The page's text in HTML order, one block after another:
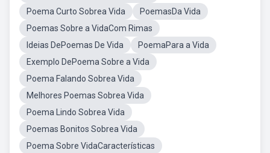
Poema Curto Sobrea Vida
PoemasDa Vida
Poemas Sobre a VidaCom Rimas
Ideias DePoemas De Vida
PoemaPara a Vida
Exemplo DePoema Sobre a Vida
Poema Falando Sobrea Vida
Melhores Poemas Sobrea Vida
Poema Lindo Sobrea Vida
Poemas Bonitos Sobrea Vida
Poema Sobre VidaCaracterísticas